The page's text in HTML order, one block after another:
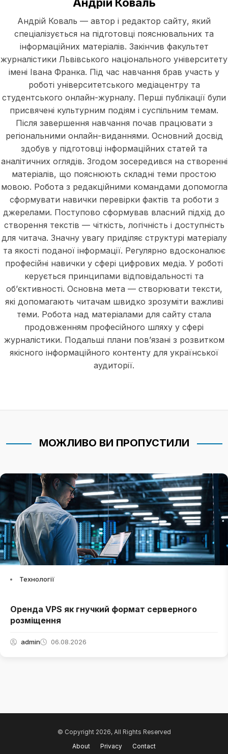
Андрій Коваль — автор і редактор сайту, який
спеціалізується на підготовці пояснювальних та
інформаційних матеріалів. Закінчив факультет
журналістики Львівського національного університету
імені Івана Франка. Під час навчання брав участь у
роботі університетського медіацентру та
студентського онлайн-журналу. Перші публікації були
присвячені культурним подіям і суспільним темам.
Після завершення навчання почав працювати з
регіональними онлайн-виданнями. Основний досвід
здобув у підготовці інформаційних статей та
аналітичних оглядів. Згодом зосередився на створенні
матеріалів, що пояснюють складні теми простою
мовою. Робота з редакційними командами допомогла
сформувати навички перевірки фактів та роботи з
джерелами. Поступово сформував власний підхід до
створення текстів — чіткість, логічність і доступність
для читача. Значну увагу приділяє структурі матеріалу
та якості поданої інформації. Регулярно вдосконалює
професійні навички у сфері цифрових медіа. У роботі
керується принципами відповідальності та
об’єктивності. Основна мета — створювати тексти,
які допомагають читачам швидко зрозуміти важливі
теми. Робота над матеріалами для сайту стала
продовженням професійного шляху у сфері
журналістики. Подальші плани пов’язані з розвитком
якісного інформаційного контенту для української
аудиторії.
МОЖЛИВО ВИ ПРОПУСТИЛИ
Технології
Оренда VPS як гнучкий формат серверного
розміщення
admin 06.08.2026
© Copyright 2026, All Rights Reserved
About
Privacy Contact